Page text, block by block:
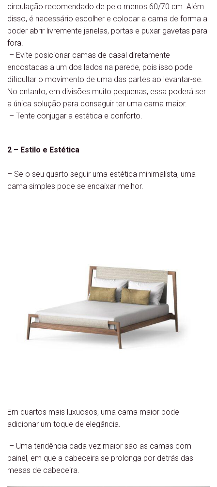
circulação recomendado de pelo menos 60/70 cm. Além
disso, é necessário escolher e colocar a cama de forma a
poder abrir livremente janelas, portas e puxar gavetas para
fora.
– Evite posicionar camas de casal diretamente
encostadas a um dos lados na parede, pois isso pode
dificultar o movimento de uma das partes ao levantar-se.
No entanto, em divisões muito pequenas, essa poderá ser
a única solução para conseguir ter uma cama maior.
– Tente conjugar a estética e conforto.
2 – Estilo e Estética
– Se o seu quarto seguir uma estética minimalista, uma
cama simples pode se encaixar melhor.
Em quartos mais luxuosos, uma cama maior pode
adicionar um toque de elegância.
– Uma tendência cada vez maior são as camas com
painel, em que a cabeceira se prolonga por detrás das
mesas de cabeceira.